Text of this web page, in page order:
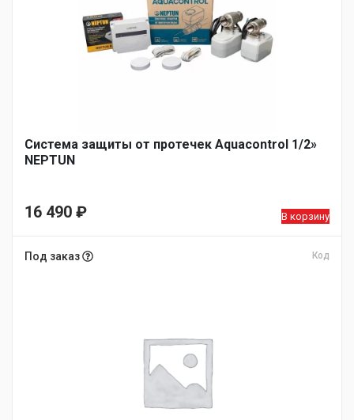
Система защиты от протечек Aquacontrol 1/2»
NEPTUN
16 490 ₽ В корзину
Под заказ Код